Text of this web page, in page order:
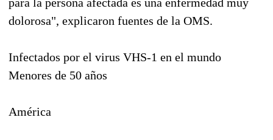
dolorosa", explicaron fuentes de la OMS.
Infectados por el virus VHS-1 en el mundo
Menores de 50 años
América